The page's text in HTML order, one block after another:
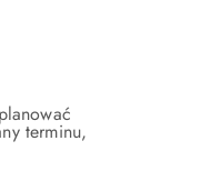
terminu,